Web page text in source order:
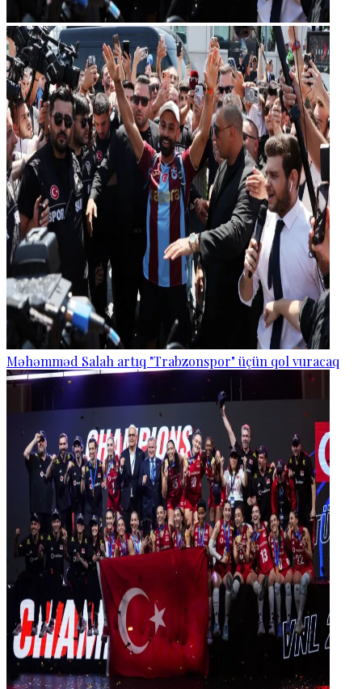
Məhəmməd Salah artıq "Trabzonspor" üçün qol vuracaq